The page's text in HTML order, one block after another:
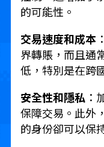
的可能性。
交易速度和成本
界轉賬，而且通
低，特別是在跨
安全性和隱私：
保障交易。此外
的身份卻可以保